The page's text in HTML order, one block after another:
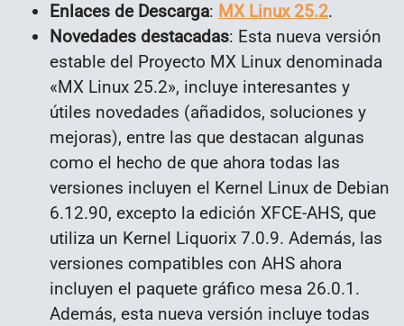
Enlaces de Descarga: MX Linux 25.2.
Novedades destacadas: Esta nueva versión
estable del Proyecto MX Linux denominada
«MX Linux 25.2», incluye interesantes y
útiles novedades (añadidos, soluciones y
mejoras), entre las que destacan algunas
como el hecho de que ahora todas las
versiones incluyen el Kernel Linux de Debian
6.12.90, excepto la edición XFCE-AHS, que
utiliza un Kernel Liquorix 7.0.9. Además, las
versiones compatibles con AHS ahora
incluyen el paquete gráfico mesa 26.0.1.
Además, esta nueva versión incluye todas